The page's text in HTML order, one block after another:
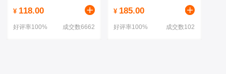
¥ 118.00
好评率100% 成交数6662
¥ 185.00
好评率100% 成交数102